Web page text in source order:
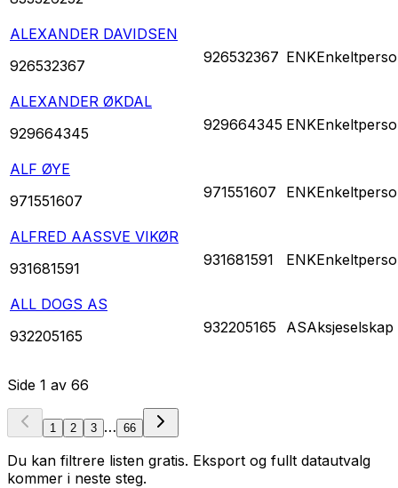
ALEXANDER DAVIDSEN
926532367
926532367 ENK
ALEXANDER ØKDAL
929664345
929664345 ENK
ALF ØYE
971551607
971551607 ENK
ALFRED AASSVE VIKØR
931681591
931681591 ENK
ALL DOGS AS
932205165
932205165 ASAksjeselskap
Side 1 av 66
1 2 3 … 66
Du kan filtrere listen gratis. Eksport og fullt datautvalg
kommer i neste steg.